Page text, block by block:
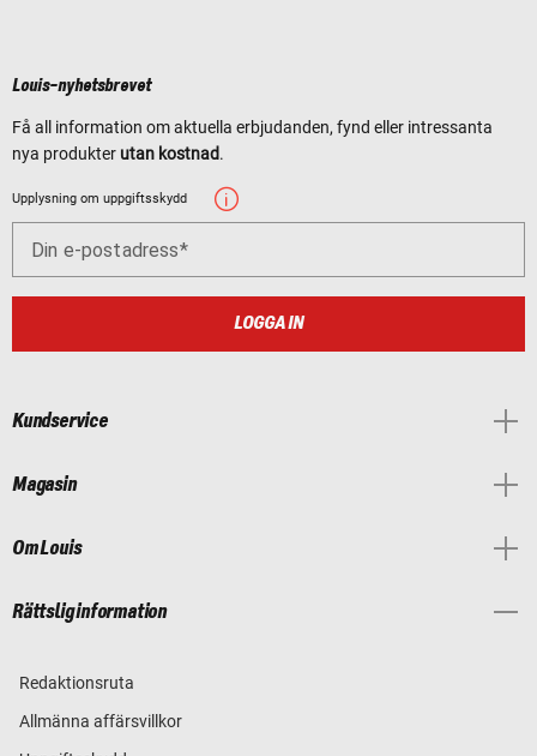
Louis-nyhetsbrevet
Få all information om aktuella erbjudanden, fynd eller intressanta
nya produkter utan kostnad.
Upplysning om uppgiftsskydd
Din e-postadress
LOGGA IN
Kundservice
Magasin
Om Louis
Rättslig information
Redaktionsruta
Allmänna affärsvillkor